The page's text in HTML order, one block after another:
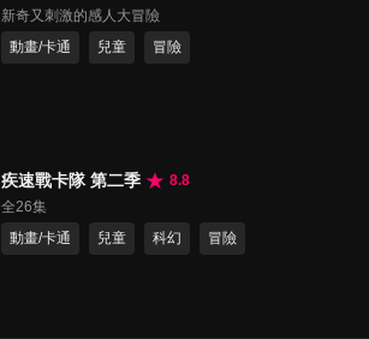
新奇又刺激的感人大冒險
動畫/卡通
兒童 冒險
疾速戰卡隊 第二季
8.8
全26集
動畫/卡通
兒童 科幻 冒險